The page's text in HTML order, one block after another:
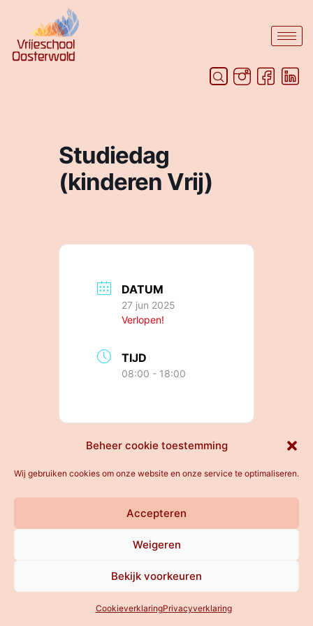
Beheer cookie toestemming
Wij gebruiken cookies om onze website en onze service te optimaliseren.
Accepteren
Weigeren
Bekijk voorkeuren
CookieverklaringPrivacyverklaring
Studiedag
(kinderen Vrij)
DATUM
27 jun 2025
Verlopen!
TIJD
08:00 - 18:00